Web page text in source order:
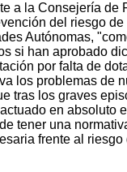
a la Consejería de
del riesgo de
Autónomas,
si han aprobado
por falta de
los problemas de
tras los graves
en absoluto
tener una
frente al riesgo